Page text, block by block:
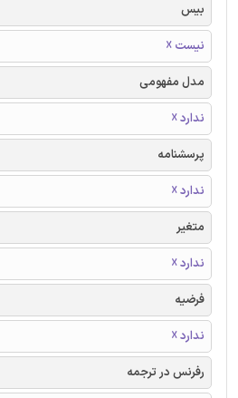
بیس
نیست ☓
مدل مفهومی
ندارد ☓
پرسشنامه
ندارد ☓
متغیر
ندارد ☓
فرضیه
ندارد ☓
رفرنس در ترجمه